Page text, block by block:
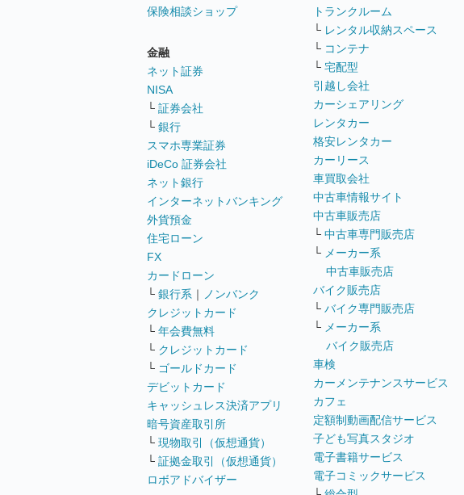
保険相談ショップ
金融
ネット証券
NISA
└ 証券会社
└ 銀行
スマホ専業証券
iDeCo 証券会社
ネット銀行
インターネットバンキング
外貨預金
住宅ローン
FX
カードローン
└ 銀行系 ｜
ノンバンク
クレジットカード
└ 年会費無料
└ クレジットカード
└ ゴールドカード
デビットカード
キャッシュレス決済アプリ
暗号資産取引所
└ 現物取引（仮想通貨）
└ 証拠金取引（仮想通貨）
ロボアドバイザー
トランクルーム
└ レンタル収納スペース
└ コンテナ
└ 宅配型
引越し会社
カーシェアリング
レンタカー
格安レンタカー
カーリース
車買取会社
中古車情報サイト
中古車販売店
└ 中古車専門販売店
└ メーカー系
中古車販売店
バイク販売店
└ バイク専門販売店
└ メーカー系
バイク販売店
車検
カーメンテナンスサービス
カフェ
定額制動画配信サービス
子ども写真スタジオ
電子書籍サービス
電子コミックサービス